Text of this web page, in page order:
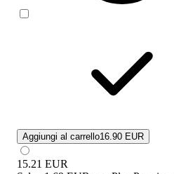
Aggiungi al carrello16.90 EUR
15.21 EUR